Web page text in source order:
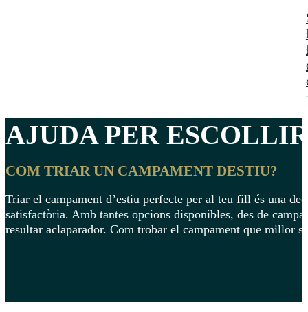
AJUDA PER
COM TRIAR UN CAMPAMENT DESTIU?
Triar el campament d’estiu perfecte per al teu fill és una
satisfactòria. Amb tantes opcions disponibles, des de
resultar aclaparador. Com trobar el campament que millor